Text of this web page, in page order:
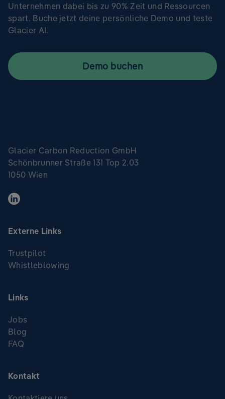
Unternehmen dabei bis zu 90% Zeit und Ressourcen
spart. Buche jetzt deine persönliche Demo und teste
Glacier AI.
Demo buchen
Glacier Carbon Reduction GmbH
Schönbrunner Straße 131 Top 2.03
1050 Wien
Externe Links
Trustpilot
Whistleblowing
Links
Jobs
Blog
FAQ
Kontakt